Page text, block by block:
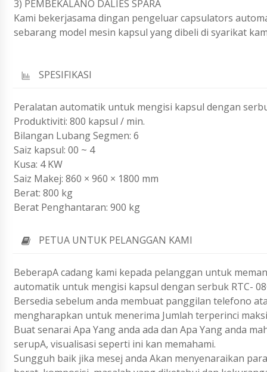
3) PEMBEKALANO DALIES SPARA
Kami bekerjasama dingan pengeluar capsulators
sebarang model mesin kapsul yang dibeli di syarikat
SPESIFIKASI
Peralatan automatik untuk mengisi kapsul dengan
Produktiviti: 800 kapsul / min.
Bilangan Lubang Segmen: 6
Saiz kapsul: 00 ~ 4
Kusa: 4 KW
Saiz Makej: 860 × 960 × 1800 mm
Berat: 800 kg
Berat Penghantaran: 900 kg
PETUA UNTUK PELANGGAN KAMI
BeberapA cadang kami kepada pelanggan untuk
automatik untuk mengisi kapsul dengan serbuk RTC-
Bersedia sebelum anda membuat panggilan telefono
mengharapkan untuk menerima Jumlah terperinci
Buat senarai Apa Yang anda ada dan Apa Yang anda
serupA, visualisasi seperti ini kan memahami.
Sungguh baik jika mesej anda Akan menyenaraikan